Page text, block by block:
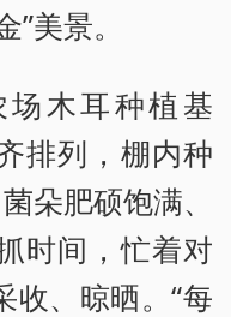
美景。
木耳种植基
排列，棚内种
朵肥硕饱满、
时间，忙着对
收、晾晒。“每